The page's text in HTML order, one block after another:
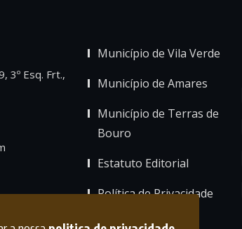
3º Esq. Frt.,
Município de Vila Verde
Município de Amares
Município de Terras de
Bouro
Estatuto Editorial
Política de Privacidade